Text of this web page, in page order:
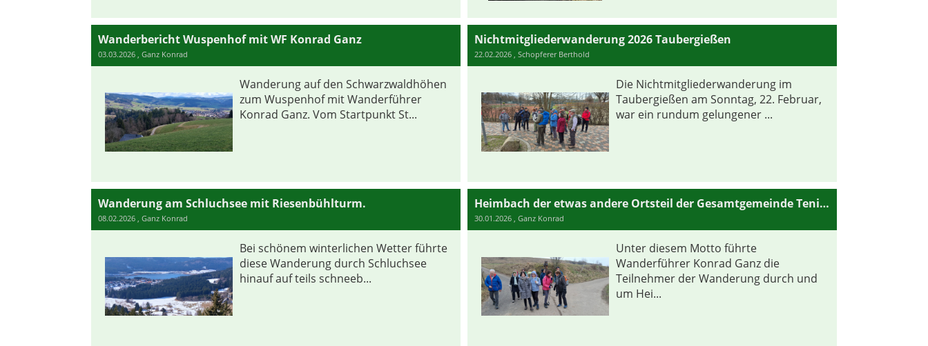
Wanderbericht Wuspenhof mit WF Konrad Ganz
03.03.2026 , Ganz Konrad
Wanderung auf den Schwarzwaldhöhen
zum Wuspenhof mit Wanderführer
Konrad Ganz. Vom Startpunkt St...
Nichtmitgliederwanderung 2026 Taubergießen
22.02.2026, Schopferer Berthold
Die Nichtmitgliederwanderung im
Taubergießen am Sonntag, 22. Februar,
war ein rundum gelungener ...
Wanderung am Schluchsee mit Riesenbühlturm.
08.02.2026 , Ganz Konrad
Bei schönem winterlichen Wetter führte
diese Wanderung durch Schluchsee
hinauf auf teils schneeb...
Heimbach der etwas andere Ortsteil der Gesamtgemeinde Teningen.
30.01.2026, Ganz Konrad
Unter diesem Motto führte
Wanderführer Konrad Ganz die
Teilnehmer der Wanderung durch und
um Hei...